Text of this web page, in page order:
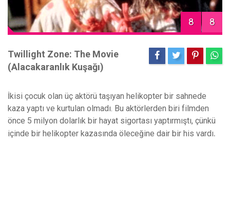
8 8
Twillight Zone: The Movie
(Alacakaranlık Kuşağı)
İkisi çocuk olan üç aktörü taşıyan helikopter bir sahnede
kaza yaptı ve kurtulan olmadı. Bu aktörlerden biri filmden
önce 5 milyon dolarlık bir hayat sigortası yaptırmıştı, çünkü
içinde bir helikopter kazasında öleceğine dair bir his vardı.